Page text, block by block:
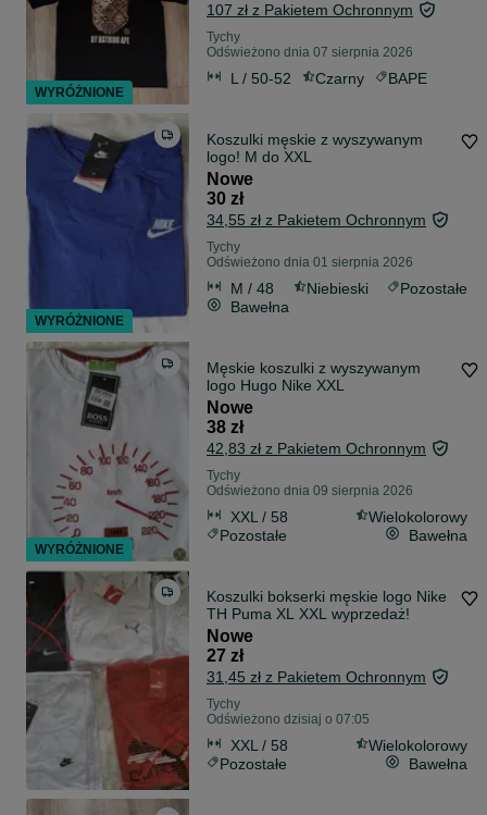
107 zł z Pakietem Ochronnym
Tychy
Odświeżono dnia 07 sierpnia 2026
L / 50-52 Czarny BAPE
Koszulki męskie z wyszywanym
logo! M do XXL
Nowe
30 zł
34,55 zł z Pakietem Ochronnym
Tychy
Odświeżono dnia 01 sierpnia 2026
M / 48 Niebieski
Pozostałe
Bawełna
Męskie koszulki z wyszywanym
logo Hugo Nike XXL
Nowe
38 zł
42,83 zł z Pakietem Ochronnym
Tychy
Odświeżono dnia 09 sierpnia 2026
XXL / 58
Wielokolorowy
Pozostałe
Bawełna
Koszulki bokserki męskie logo Nike
TH Puma XL XXL wyprzedaż!
Nowe
27 zł
31,45 zł z Pakietem Ochronnym
Tychy
Odświeżono dzisiaj o 07:05
XXL / 58
Wielokolorowy
Pozostałe
Bawełna
WYRÓŻNIONE
WYRÓŻNIONE
WYRÓŻNIONE